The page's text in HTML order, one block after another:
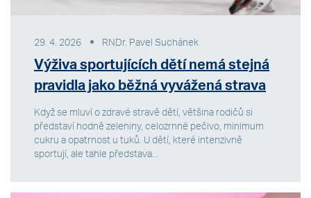
29. 4. 2026 RNDr. Pavel Suchánek
Výživa sportujících dětí nemá stejná
pravidla jako běžná vyvážená strava
Když se mluví o zdravé stravě dětí, většina rodičů si
představí hodně zeleniny, celozrnné pečivo, minimum
cukru a opatrnost u tuků. U dětí, které intenzivně
sportují, ale tahle představa...